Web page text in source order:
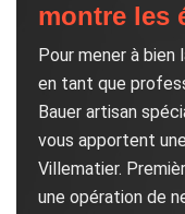
montre les
Pour mener à
en tant que
Bauer artisan
vous apportent
Villematier.
une opération de